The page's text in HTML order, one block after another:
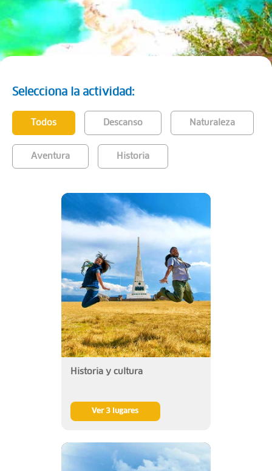
Selecciona la actividad:
Todos Descanso Naturaleza
Aventura Historia
Historia y cultura
Ver 3 lugares